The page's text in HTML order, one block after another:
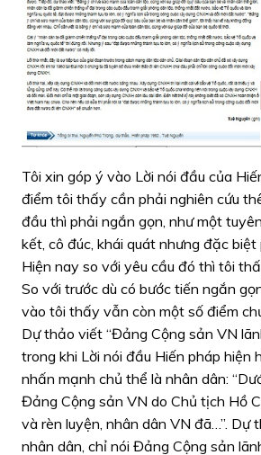
Tôi xin góp ý vào Lời nói đầu của
điểm tôi thấy cần phải nghiên cứu
đầu thì phải ngắn gọn, như một
kết, cô đúc, khái quát nhưng đặc biệt
Hiện nay so với yêu cầu đó thì tôi
So với trước dù có bước tiến ngắn
vào tôi thấy vẫn còn một số điểm
Dự thảo viết “Đảng Cộng sản VN
trong khi Lời nói đầu Hiến pháp hiện
nhấn mạnh chủ thể là nhân dân:
Đảng Cộng sản VN do Chủ tịch Hồ
và rèn luyện, nhân dân VN đã…”. Dự
nhân dân, chỉ nói Đảng Cộng sản